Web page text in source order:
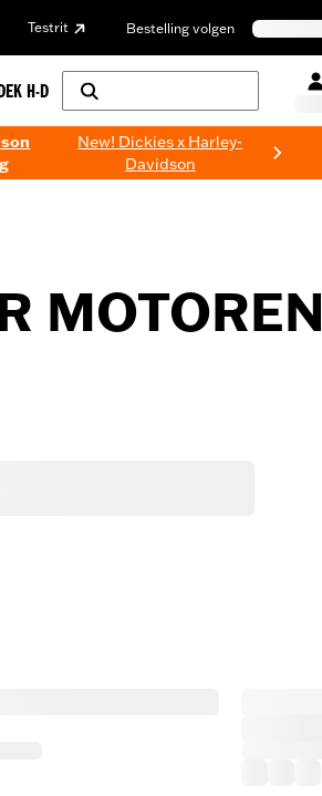
Testrit Bestelling volgen
H-D
New! Dickies x Harley-
Davidson
MOTOREN